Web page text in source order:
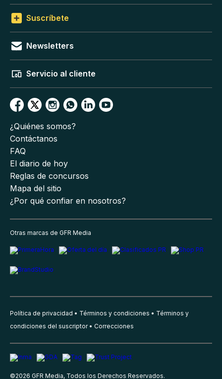
Suscríbete
Newsletters
Servicio al cliente
¿Quiénes somos?
Contáctanos
FAQ
El diario de hoy
Reglas de concursos
Mapa del sitio
¿Por qué confiar en nosotros?
Otras marcas de GFR Media
Política de privacidad Términos y condiciones
Términos y
condiciones del suscriptor
Correcciones
©2026 GFR Media, Todos los Derechos Reservados.